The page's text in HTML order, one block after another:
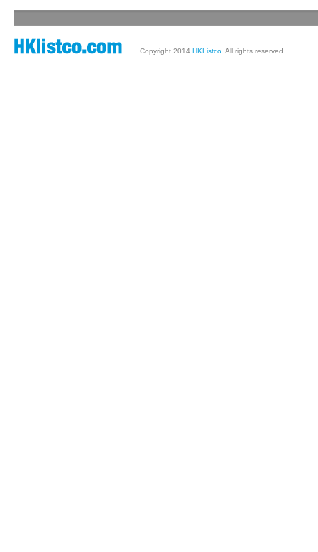
Copyright 2014 HKListco . All rights reserved